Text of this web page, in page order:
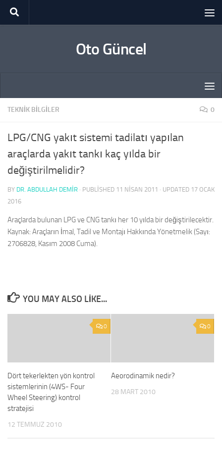
Skip to content
Oto Güncel
TEKNIK BILGILER 0
LPG/CNG yakıt sistemi tadilatı yapılan
araçlarda yakıt tankı kaç yılda bir
değiştirilmelidir?
BY DR. ABDULLAH DEMİR · PUBLISHED 11 NISAN 2011 · UPDATED 17 OCAK
2016
Araçlarda bulunan LPG ve CNG tankı her 10 yılda bir değiştirilecektir.
Kaynak: Araçların İmal, Tadil ve Montajı Hakkında Yönetmelik (Sayı:
2706828, Kasım 2008 Cuma).
YOU MAY ALSO LIKE...
0
Dört tekerlekten yön kontrol
sistemlerinin (4WS- Four
Wheel Steering) kontrol
stratejisi
12 TEMMUZ 2010
0
Aeorodinamik nedir?
28 MART 2010